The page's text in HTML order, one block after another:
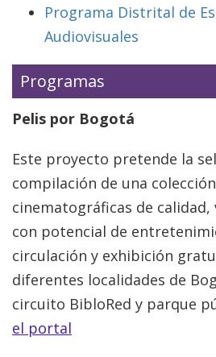
Programa Distrital de
Audiovisuales
Programas
Pelis por Bogotá
Este proyecto pretende la
compilación de una
cinematográficas de
con potencial de
circulación y exhibición
diferentes localidades de
circuito BibloRed y parque
el portal